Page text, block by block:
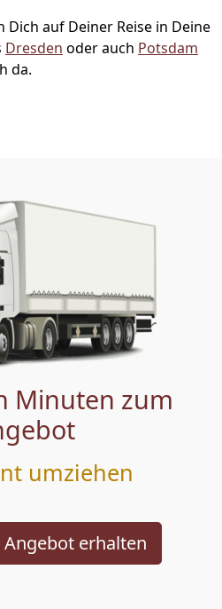
auf Deiner Reise in Deine
Dresden oder auch Potsdam
da.
Minuten zum
umziehen
Angebot erhalten